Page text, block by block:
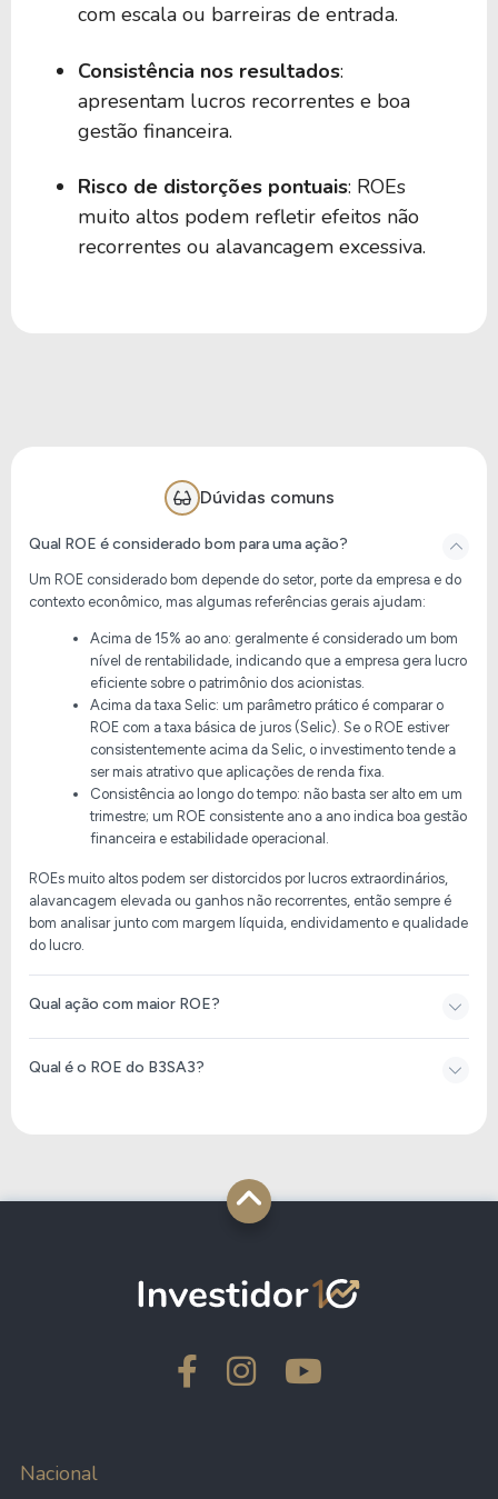
com escala ou barreiras de entrada.
Consistência nos resultados:
apresentam lucros recorrentes e boa
gestão financeira.
Risco de distorções pontuais: ROEs
muito altos podem refletir efeitos não
recorrentes ou alavancagem excessiva.
Dúvidas comuns
Qual ROE é considerado bom para uma ação?
Um ROE considerado bom depende do setor, porte da empresa e do
contexto econômico, mas algumas referências gerais ajudam:
Acima de 15% ao ano: geralmente é considerado um bom
nível de rentabilidade, indicando que a empresa gera lucro
eficiente sobre o patrimônio dos acionistas.
Acima da taxa Selic: um parâmetro prático é comparar o
ROE com a taxa básica de juros (Selic). Se o ROE estiver
consistentemente acima da Selic , o investimento tende a
ser mais atrativo que aplicações de renda fixa.
Consistência ao longo do tempo: não basta ser alto em um
trimestre; um ROE consistente ano a ano indica boa gestão
financeira e estabilidade operacional.
ROEs muito altos podem ser distorcidos por lucros extraordinários,
alavancagem elevada ou ganhos não recorrentes, então sempre é
bom analisar junto com margem líquida, endividamento e qualidade
do lucro.
Qual ação com maior ROE?
Qual é o ROE do B3SA3?
Nacional